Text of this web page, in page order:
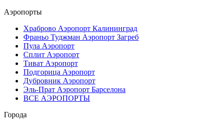
Аэропорты
Храброво Аэропорт Калининград
Франьо Туджман Аэропорт Загреб
Пула Аэропорт
Сплит Аэропорт
Тиват Аэропорт
Подгорица Аэропорт
Дубровник Аэропорт
Эль-Прат Аэропорт Барселона
ВСЕ АЭРОПОРТЫ
Города